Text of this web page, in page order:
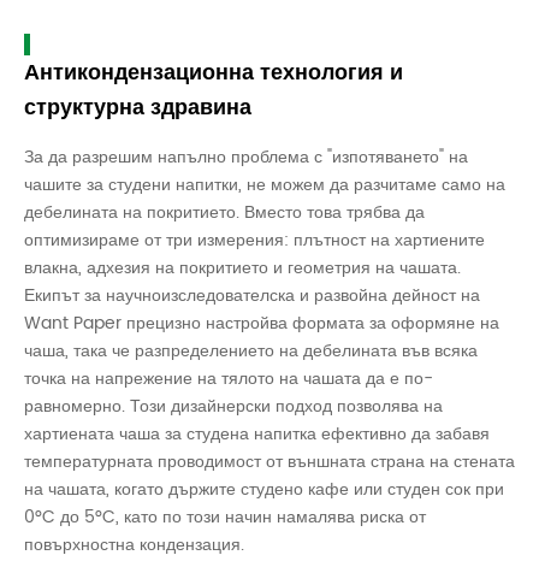
Антикондензационна технология и
структурна здравина
За да разрешим напълно проблема с "изпотяването" на
чашите за студени напитки, не можем да разчитаме само на
дебелината на покритието. Вместо това трябва да
оптимизираме от три измерения: плътност на хартиените
влакна, адхезия на покритието и геометрия на чашата.
Екипът за научноизследователска и развойна дейност на
Want Paper прецизно настройва формата за оформяне на
чаша, така че разпределението на дебелината във всяка
точка на напрежение на тялото на чашата да е по-
равномерно. Този дизайнерски подход позволява на
хартиената чаша за студена напитка ефективно да забавя
температурната проводимост от външната страна на стената
на чашата, когато държите студено кафе или студен сок при
0°C до 5°C, като по този начин намалява риска от
повърхностна кондензация.